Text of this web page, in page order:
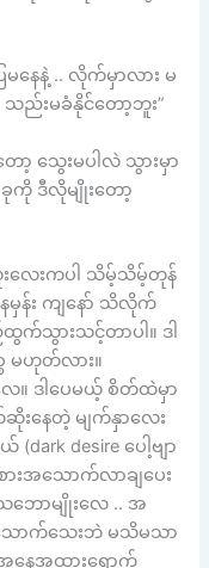
မနေနဲ့ .. လိုက်မှာလား မ
သည်းမခံနိုင်တော့ဘူး”
ာ့ သွေးမပါလဲ သွားမှာ
ကို ဒီလိုမျိုးတော့
လေးကပါ သိမ့်သိမ့်တုန်
မှန်း ကျနော် သိလိုက်
သွားသင့်တာပါ။ ဒါ
မဟုတ်လား။
လေ။ ဒါပေမယ့် စိတ်ထဲမှာ
းနေတဲ့ မျက်နှာလေး
desire ပေါ့ဗျာ
းအသောက်လာချပေး
ဘောမျိုးလေ .. အ
ောက်သေးဘဲ မသိမသာ
နေအထားရောက်